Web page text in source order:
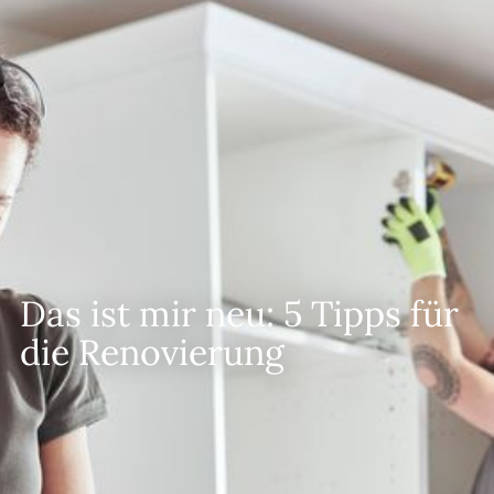
--
Das ist mir neu: 5 Tipps für
die Renovierung